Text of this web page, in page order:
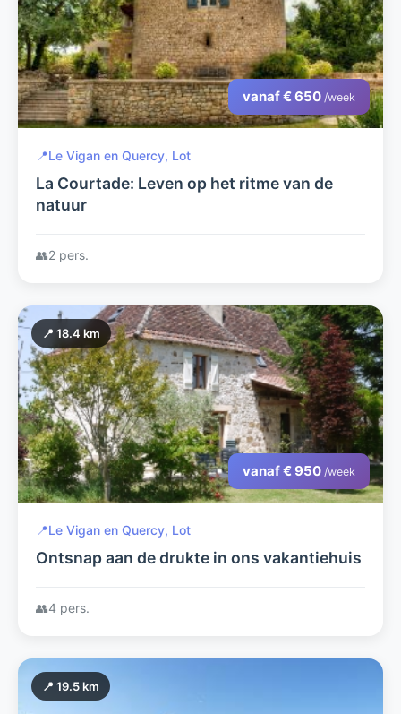
vanaf € 650 /week
📍Le Vigan en Quercy, Lot
La Courtade: Leven op het ritme van de
natuur
👥2 pers.
📍 18.4 km
vanaf € 950 /week
📍Le Vigan en Quercy, Lot
Ontsnap aan de drukte in ons vakantiehuis
👥4 pers.
📍 19.5 km